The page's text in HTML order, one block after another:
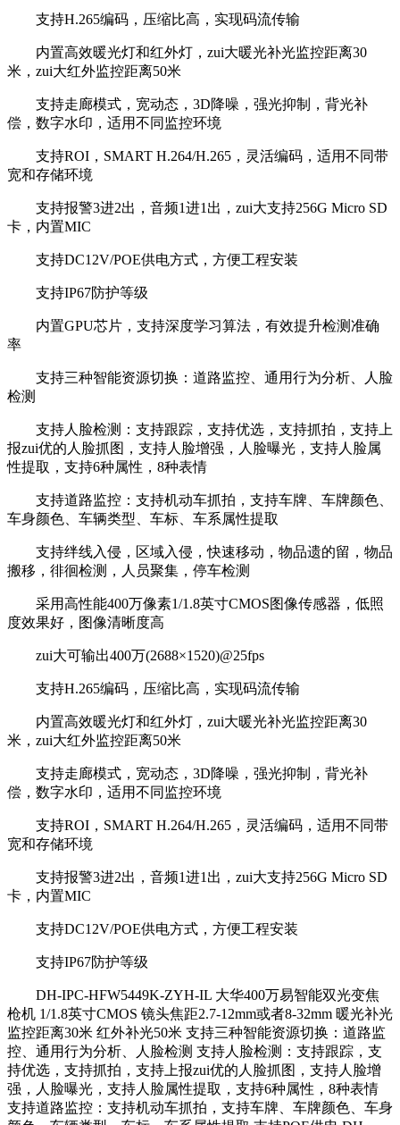
支持H.265编码，压缩比高，实现码流传输
内置高效暖光灯和红外灯，zui大暖光补光监控距离30
米，zui大红外监控距离50米
支持走廊模式，宽动态，3D降噪，强光抑制，背光补
偿，数字水印，适用不同监控环境
支持ROI，SMART H.264/H.265，灵活编码，适用不同带
宽和存储环境
支持报警3进2出，音频1进1出，zui大支持256G Micro SD
卡，内置MIC
支持DC12V/POE供电方式，方便工程安装
支持IP67防护等级
内置GPU芯片，支持深度学习算法，有效提升检测准确
率
支持三种智能资源切换：道路监控、通用行为分析、人脸
检测
支持人脸检测：支持跟踪，支持优选，支持抓拍，支持上
报zui优的人脸抓图，支持人脸增强，人脸曝光，支持人脸属
性提取，支持6种属性，8种表情
支持道路监控：支持机动车抓拍，支持车牌、车牌颜色、
车身颜色、车辆类型、车标、车系属性提取
支持绊线入侵，区域入侵，快速移动，物品遗的留，物品
搬移，徘徊检测，人员聚集，停车检测
采用高性能400万像素1/1.8英寸CMOS图像传感器，低照
度效果好，图像清晰度高
zui大可输出400万(2688×1520)@25fps
支持H.265编码，压缩比高，实现码流传输
内置高效暖光灯和红外灯，zui大暖光补光监控距离30
米，zui大红外监控距离50米
支持走廊模式，宽动态，3D降噪，强光抑制，背光补
偿，数字水印，适用不同监控环境
支持ROI，SMART H.264/H.265，灵活编码，适用不同带
宽和存储环境
支持报警3进2出，音频1进1出，zui大支持256G Micro SD
卡，内置MIC
支持DC12V/POE供电方式，方便工程安装
支持IP67防护等级
DH-IPC-HFW5449K-ZYH-IL 大华400万易智能双光变焦
枪机 1/1.8英寸CMOS 镜头焦距2.7-12mm或者8-32mm 暖光补光
监控距离30米 红外补光50米 支持三种智能资源切换：道路监
控、通用行为分析、人脸检测 支持人脸检测：支持跟踪，支
持优选，支持抓拍，支持上报zui优的人脸抓图，支持人脸增
强，人脸曝光，支持人脸属性提取，支持6种属性，8种表情
支持道路监控：支持机动车抓拍，支持车牌、车牌颜色、车身